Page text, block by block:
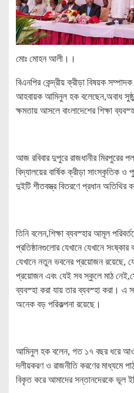
মোঃ মোহন আলী।।
বিএনপির কেন্দ্রীয় ক্রীড়া বিষয়ক
আহবায়ক আমিনুল হক বলেছেন,অবাধ সুষ্ঠু
ক্ষমতায় আসলে বাংলাদেশের শিক্ষা
আজ রবিবার দুপুরে রাজধানীর মিরপুরের
বিদ্যালয়ের বার্ষিক ক্রীড়া সাংস্কৃতিক ও
দুইটি শীতবস্ত্র বিতরণে প্রধান
তিনি বলেন,শিক্ষা ব্যবস্হার আমূল
প্রতিষ্ঠানগুলোর যেখানে যেখানে
যেখানে নতুন ভবনের প্রয়োজন রয়েছে,
প্রয়োজন এবং যেই সব স্কুলে মাঠ
ব্যবস্হা করা যায় তার ব্যবস্হা করা। এ
অনেক বড় পরিকল্পনা রয়েছে।
আমিনুল হক বলেন, গত ১৭ বছর ধরে
দলীয়করণ ও রাজনীতি করণের মাধ্যমে
বিকৃত করে আমাদের সন্তানদেরকে ভূল